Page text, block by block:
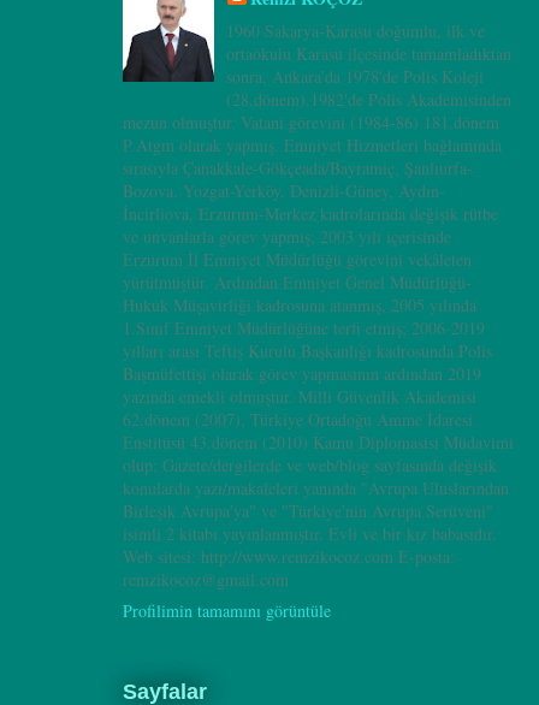
1960 Sakarya-Karasu doğumlu, ilk ve
ortaokulu Karasu ilçesinde tamamladıktan
sonra, Ankara’da 1978'de Polis Koleji
(28.dönem),1982'de Polis Akademisinden
mezun olmuştur. Vatani görevini (1984-86) 181.dönem
P.Atgm olarak yapmış. Emniyet Hizmetleri bağlamında
sırasıyla Çanakkale-Gökçeada/Bayramiç, Şanlıurfa-
Bozova, Yozgat-Yerköy, Denizli-Güney, Aydın-
İncirliova, Erzurum-Merkez kadrolarında değişik rütbe
ve unvanlarla görev yapmış; 2003 yılı içerisinde
Erzurum İl Emniyet Müdürlüğü görevini vekâleten
yürütmüştür. Ardından Emniyet Genel Müdürlüğü-
Hukuk Müşavirliği kadrosuna atanmış, 2005 yılında
1.Sınıf Emniyet Müdürlüğüne terfi etmiş; 2006-2019
yılları arası Teftiş Kurulu Başkanlığı kadrosunda Polis
Başmüfettişi olarak görev yapmasının ardından 2019
yazında emekli olmuştur. Milli Güvenlik Akademisi
62.dönem (2007), Türkiye Ortadoğu Amme İdaresi
Enstitüsü 43.dönem (2010) Kamu Diplomasisi Müdavimi
olup; Gazete/dergilerde ve web/blog sayfasında değişik
konularda yazı/makaleleri yanında "Avrupa Uluslarından
Birleşik Avrupa'ya" ve "Türkiye'nin Avrupa Serüveni"
isimli 2 kitabı yayınlanmıştır. Evli ve bir kız babasıdır.
Web sitesi: http://www.remzikocoz.com E-posta:
remzikocoz@gmail.com
Profilimin tamamını görüntüle
Sayfalar